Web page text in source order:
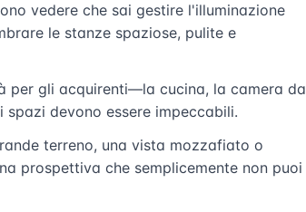
vedere che sai gestire l'illuminazione
le stanze spaziose, pulite e
per gli acquirenti—la cucina, la camera da
devono essere impeccabili.
terreno, una vista mozzafiato o
prospettiva che semplicemente non puoi